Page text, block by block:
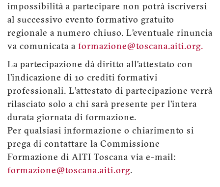
impossibilità a partecipare non potrà iscriversi
al successivo evento formativo gratuito
regionale a numero chiuso. L’eventuale rinuncia
va comunicata a formazione@toscana.aiti.org.
La partecipazione dà diritto all’attestato con
l’indicazione di 10 crediti formativi
professionali. L’attestato di partecipazione verrà
rilasciato solo a chi sarà presente per l’intera
durata giornata di formazione.
Per qualsiasi informazione o chiarimento si
prega di contattare la Commissione
Formazione di AITI Toscana via e-mail:
formazione@toscana.aiti.org.